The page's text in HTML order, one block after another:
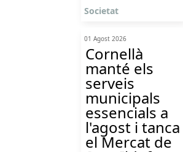
Societat
01 Agost 2026
Cornellà
manté els
serveis
municipals
essencials a
l'agost i tanca
el Mercat de